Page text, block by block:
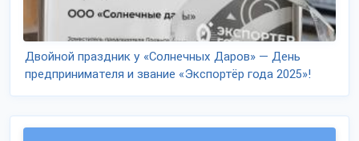
Двойной праздник у «Солнечных Даров» — День
предпринимателя и звание «Экспортёр года 2025»!